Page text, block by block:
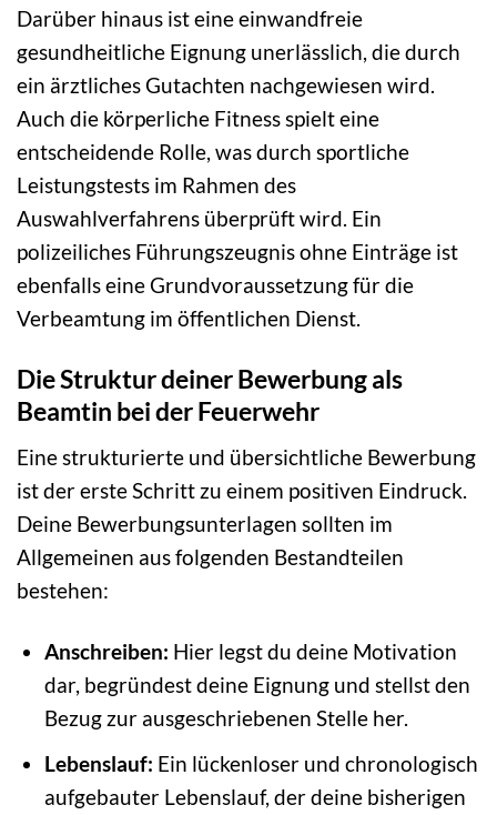
Darüber hinaus ist eine einwandfreie
gesundheitliche Eignung unerlässlich, die durch
ein ärztliches Gutachten nachgewiesen wird.
Auch die körperliche Fitness spielt eine
entscheidende Rolle, was durch sportliche
Leistungstests im Rahmen des
Auswahlverfahrens überprüft wird. Ein
polizeiliches Führungszeugnis ohne Einträge ist
ebenfalls eine Grundvoraussetzung für die
Verbeamtung im öffentlichen Dienst.
Die Struktur deiner Bewerbung als
Beamtin bei der Feuerwehr
Eine strukturierte und übersichtliche Bewerbung
ist der erste Schritt zu einem positiven Eindruck.
Deine Bewerbungsunterlagen sollten im
Allgemeinen aus folgenden Bestandteilen
bestehen:
Anschreiben: Hier legst du deine Motivation
dar, begründest deine Eignung und stellst den
Bezug zur ausgeschriebenen Stelle her.
Lebenslauf: Ein lückenloser und chronologisch
aufgebauter Lebenslauf, der deine bisherigen